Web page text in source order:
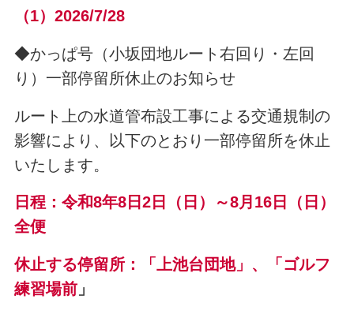
（1）2026/7/28
◆かっぱ号（小坂団地ルート右回り・左回
り）一部停留所休止のお知らせ
ルート上の水道管布設工事による交通規制の
影響により、以下のとおり一部停留所を休止
いたします。
日程：令和8年8日2日（日）～8月16日（日）
全便
休止する停留所：「上池台団地」、「ゴルフ
練習場前」